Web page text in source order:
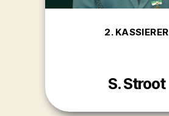
2. KASSIERER
S. Stroot